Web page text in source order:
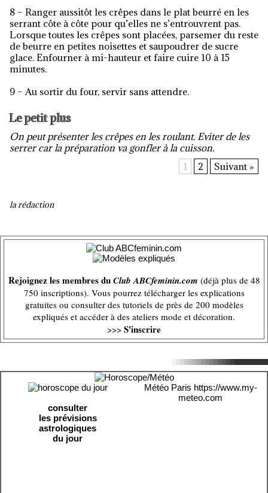
8 – Ranger aussitôt les crêpes dans le plat beurré en les
serrant côte à côte pour qu’elles ne s’entrouvrent pas.
Lorsque toutes les crêpes sont placées, parsemer du reste
de beurre en petites noisettes et saupoudrer de sucre
glace. Enfourner à mi-hauteur et faire cuire 10 à 15
minutes.
9 – Au sortir du four, servir sans attendre.
Le petit plus
On peut présenter les crêpes en les roulant. Eviter de les
serrer car la préparation va gonfler à la cuisson.
1
2 Suivant »
la rédaction
Rejoignez les membres duClub ABCfeminin.com (déjà plus de 48
750 inscriptions). Vous pourrez télécharger les explications
gratuites ou consulter des tutoriels de près de 200 modèles
expliqués et accéder à des ateliers mode et décoration.
>>> S'inscrire
consulter
les prévisions
astrologiques
du jour
Météo Paris https://www.my-
meteo.com